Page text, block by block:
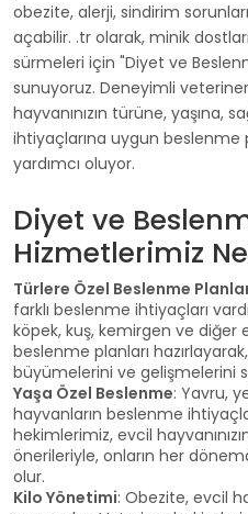
obezite, alerji, sindirim
açabilir. .tr olarak, minik
sürmeleri için "Diyet ve
sunuyoruz. Deneyimli
hayvanınızın türüne, yaşına,
ihtiyaçlarına uygun beslenme
yardımcı oluyor.
Diyet ve
Hizmetlerimiz
Türlere Özel Beslenme
farklı beslenme ihtiyaçları
köpek, kuş, kemirgen ve diğer
beslenme planları
büyümelerini ve gelişmelerini
Yaşa Özel Beslenme: Yavru,
hayvanların beslenme
hekimlerimiz, evcil
önerileriyle, onların her
olur.
Kilo Yönetimi: Obezite, evcil